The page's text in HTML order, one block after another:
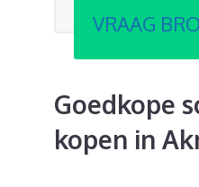
VRAAG
Goedkope
kopen in